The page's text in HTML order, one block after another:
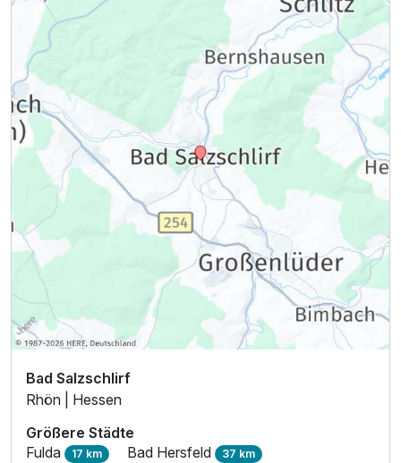
Bad Salzschlirf
Rhön | Hessen
Größere Städte
Fulda 17 km Bad Hersfeld 37 km